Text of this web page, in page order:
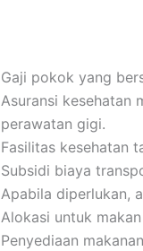
Gaji pokok yang
Asuransi kesehatan
perawatan gigi.
Fasilitas kesehatan
Subsidi biaya
Apabila diperlukan,
Alokasi untuk
Penyediaan